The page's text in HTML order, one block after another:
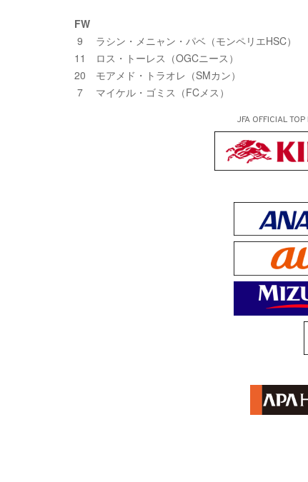
FW
9 ラシン・メニャン・パベ（モンペリエHSC）
11 ロス・トーレス（OGCニース）
20 モアメド・トラオレ（SMカン）
7 マイケル・ゴミス（FCメス）
JFA OFFICIALTOP